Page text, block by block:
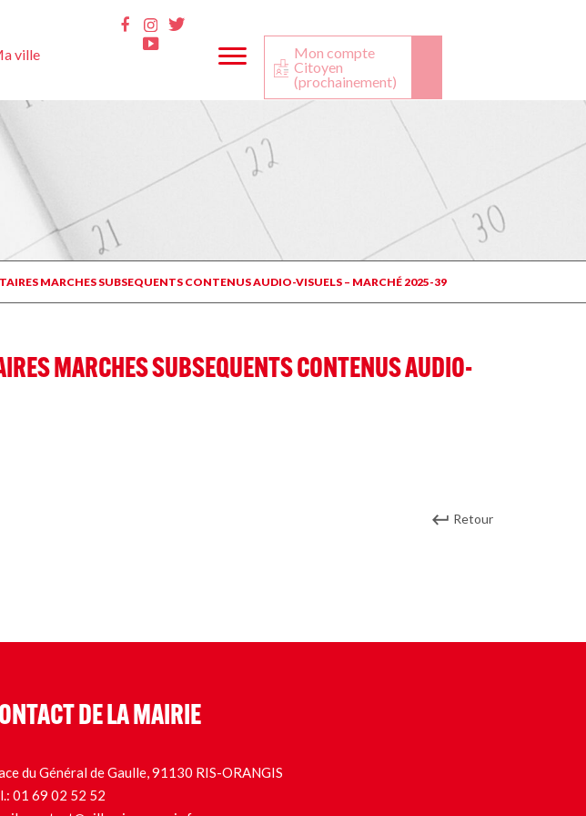
ville
Facebook
InstaTwitter
Youtube
Mon compte
Citoyen
(prochainement)
MARCHES SUBSEQUENTS CONTENUS AUDIO-VISUELS – MARCHÉ 2025-39
MARCHES SUBSEQUENTS CONTENUS AUDIO-
Retour
DE LA MAIRIE
du Général de Gaulle, 91130 RIS-ORANGIS
01 69 02 52 52